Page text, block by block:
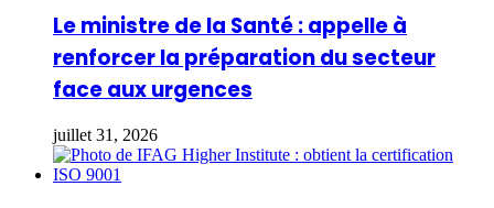
Le ministre de la Santé : appelle à
renforcer la préparation du secteur
face aux urgences
juillet 31, 2026